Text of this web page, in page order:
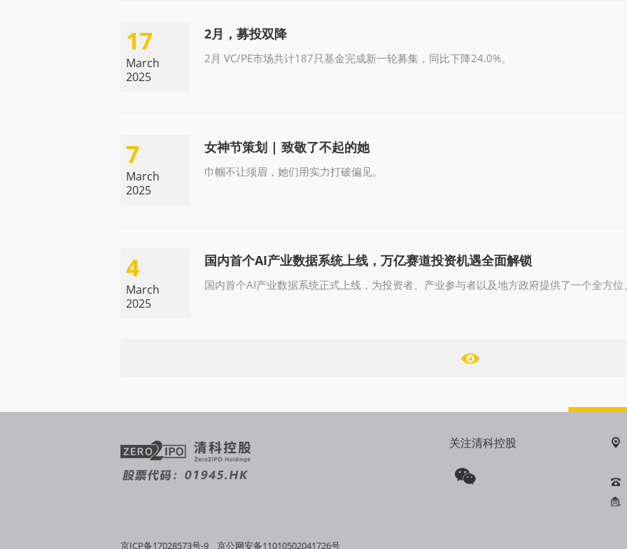
17
March
2025
2月，募投双降
2月 VC/PE市场共计187只基金完成新一轮募集，同比下降24.0%。
7
March
2025
女神节策划 | 致敬了不起的她
巾帼不让须眉，她们用实力打破偏见。
4
March
2025
国内首个AI产业数据系统上线，万亿赛道投资机遇全面解锁
国内首个AI产业数据系统正式上线，为投资者、产业参与者以及地方政府提供了一个全方
关注清科控股
京ICP备17028573号-9 京公网安备11010502041726号